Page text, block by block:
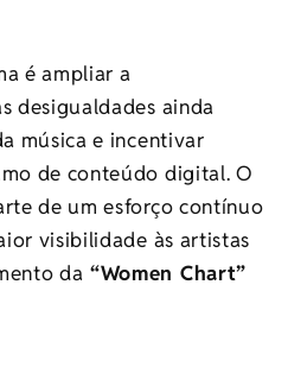
é ampliar a
desigualdades ainda
música e incentivar
de conteúdo digital. O
de um esforço contínuo
visibilidade às artistas
da “Women Chart”